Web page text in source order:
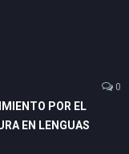
0
POR EL
EN LENGUAS